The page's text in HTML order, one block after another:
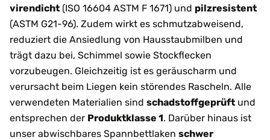
virendicht (ISO 16604 ASTM F 1671) und pilzresistent
(ASTM G21-96). Zudem wirkt es schmutzabweisend,
reduziert die Ansiedlung von Hausstaubmilben und
trägt dazu bei, Schimmel sowie Stockflecken
vorzubeugen. Gleichzeitig ist es geräuscharm und
verursacht beim Liegen kein störendes Rascheln. Alle
verwendeten Materialien sind schadstoffgeprüft und
entsprechen der Produktklasse 1. Darüber hinaus ist
unser abwischbares Spannbettlaken schwer